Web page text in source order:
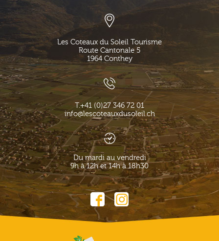
Les Coteaux du Soleil Tourisme
Route Cantonale 5
1964 Conthey
T.+41 (0)27 346 72 01
info@lescoteauxdusoleil.ch
Du mardi au vendredi
9h à 12h et 14h à 18h30